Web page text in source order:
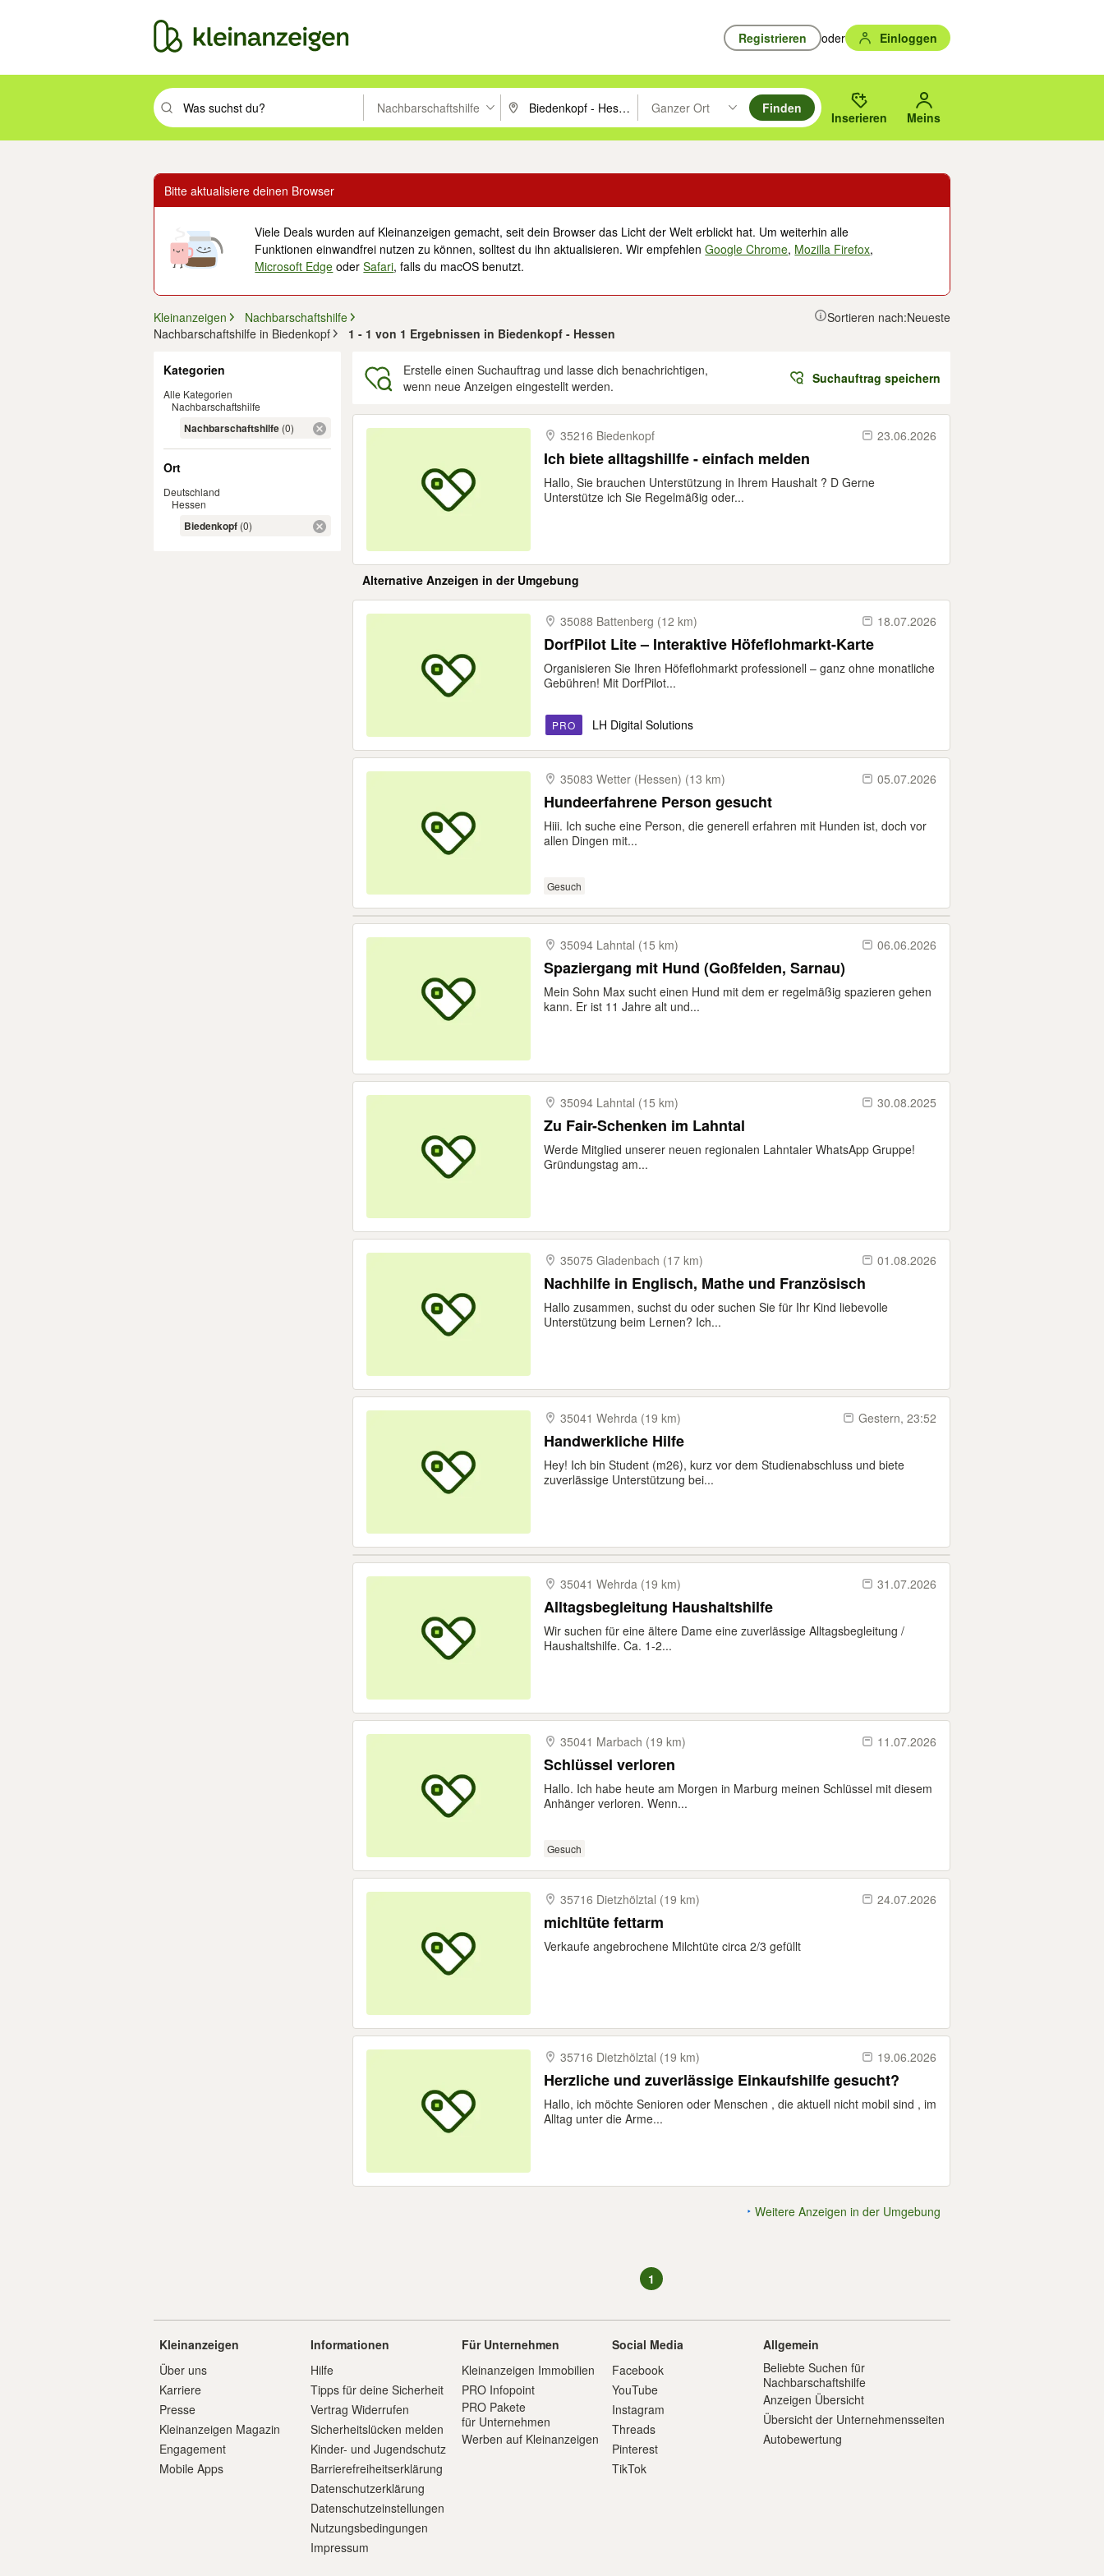
Registrieren oder Einloggen
Suchbegriff eingeben. Eingabetaste drücken um zu suchen, oder Vorschläge mit den Pfeiltasten nach oben/unten durchsuchen und mit Eingabetaste auswählen.
Nachbarschaftshilfe PLZ oder Ort eingeben. Eingabetaste drücken um zu suchen, oder Vorschläge mit den Pfeiltasten nach oben/
Ganzer Ort
Suche im Umkreis des gewählten Orts oder PLZ.
Finden
Inserieren Meins
Bitte aktualisiere deinen Browser
Viele Deals wurden auf Kleinanzeigen gemacht, seit dein Browser das Licht der Welt erblickt hat. Um weiterhin alle
Funktionen einwandfrei nutzen zu können, solltest du ihn aktualisieren. Wir empfehlenGoogle Chrome, Mozilla Firefox,
Microsoft Edge oderSafari, falls du macOS benutzt.
Kleinanzeigen
Nachbarschaftshilfe
Nachbarschaftshilfe in Biedenkopf
1 - 1 von 1 Ergebnissen in Biedenkopf - Hessen
Sortieren nach:Neueste
Kategorien
Alle Kategorien
Nachbarschaftshilfe
Nachbarschaftshilfe (0)
Ort
Deutschland
Hessen
Biedenkopf (0)
Erstelle einen Suchauftrag und lasse dich benachrichtigen,
wenn neue Anzeigen eingestellt werden.
Suchauftrag speichern
35216 Biedenkopf
23.06.2026
Ich biete alltagshillfe - einfach melden
Hallo, Sie brauchen Unterstützung in Ihrem Haushalt ? D Gerne
Unterstütze ich Sie Regelmäßig oder...
Alternative Anzeigen in der Umgebung
35088 Battenberg (12 km) 18.07.2026
DorfPilot Lite – Interaktive Höfeflohmarkt-Karte
Organisieren Sie Ihren Höfeflohmarkt professionell – ganz ohne monatliche
Gebühren! Mit DorfPilot...
PRO LH Digital Solutions
35083 Wetter (Hessen) (13 km) 05.07.2026
Hundeerfahrene Person gesucht
Hiii. Ich suche eine Person, die generell erfahren mit Hunden ist, doch vor
allen Dingen mit...
Gesuch
35094 Lahntal (15 km) 06.06.2026
Spaziergang mit Hund (Goßfelden, Sarnau)
Mein Sohn Max sucht einen Hund mit dem er regelmäßig spazieren gehen
kann. Er ist 11 Jahre alt und...
35094 Lahntal (15 km) 30.08.2025
Zu Fair-Schenken im Lahntal
Werde Mitglied unserer neuen regionalen Lahntaler WhatsApp Gruppe!
Gründungstag am...
35075 Gladenbach (17 km) 01.08.2026
Nachhilfe in Englisch, Mathe und Französisch
Hallo zusammen, suchst du oder suchen Sie für Ihr Kind liebevolle
Unterstützung beim Lernen? Ich...
35041 Wehrda (19 km) Gestern, 23:52
Handwerkliche Hilfe
Hey! Ich bin Student (m26), kurz vor dem Studienabschluss und biete
zuverlässige Unterstützung bei...
35041 Wehrda (19 km) 31.07.2026
Alltagsbegleitung Haushaltshilfe
Wir suchen für eine ältere Dame eine zuverlässige Alltagsbegleitung /
Haushaltshilfe. Ca. 1-2...
35041 Marbach (19 km) 11.07.2026
Schlüssel verloren
Hallo. Ich habe heute am Morgen in Marburg meinen Schlüssel mit diesem
Anhänger verloren. Wenn...
Gesuch
35716 Dietzhölztal (19 km) 24.07.2026
michltüte fettarm
Verkaufe angebrochene Milchtüte circa 2/3 gefüllt
35716 Dietzhölztal (19 km) 19.06.2026
Herzliche und zuverlässige Einkaufshilfe gesucht?
Hallo, ich möchte Senioren oder Menschen , die aktuell nicht mobil sind , im
Alltag unter die Arme...
Weitere Anzeigen in der Umgebung
1
Kleinanzeigen
Über uns
Karriere
Presse
Kleinanzeigen Magazin
Engagement
Mobile Apps
Informationen
Hilfe
Tipps für deine Sicherheit
Vertrag Widerrufen
Sicherheitslücken melden
Kinder- und Jugendschutz
Barrierefreiheitserklärung
Datenschutzerklärung
Datenschutzeinstellungen
Nutzungsbedingungen
Impressum
Für Unternehmen
Kleinanzeigen Immobilien
PRO Infopoint
PRO Pakete
für Unternehmen
Werben auf Kleinanzeigen
Social Media
Facebook
YouTube
Instagram
Threads
Pinterest
TikTok
Allgemein
Beliebte Suchen für
Nachbarschaftshilfe
Anzeigen Übersicht
Übersicht der Unternehmensseiten
Autobewertung